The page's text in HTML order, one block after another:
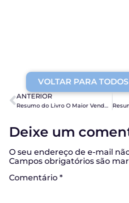
VOLTAR PARA
ANTERIOR
Resumo do Livro O Maior Vendedor do Mundo, de Og Mandino
Deixe um
O seu endereço de e-mail
Campos obrigatórios são
Comentário *